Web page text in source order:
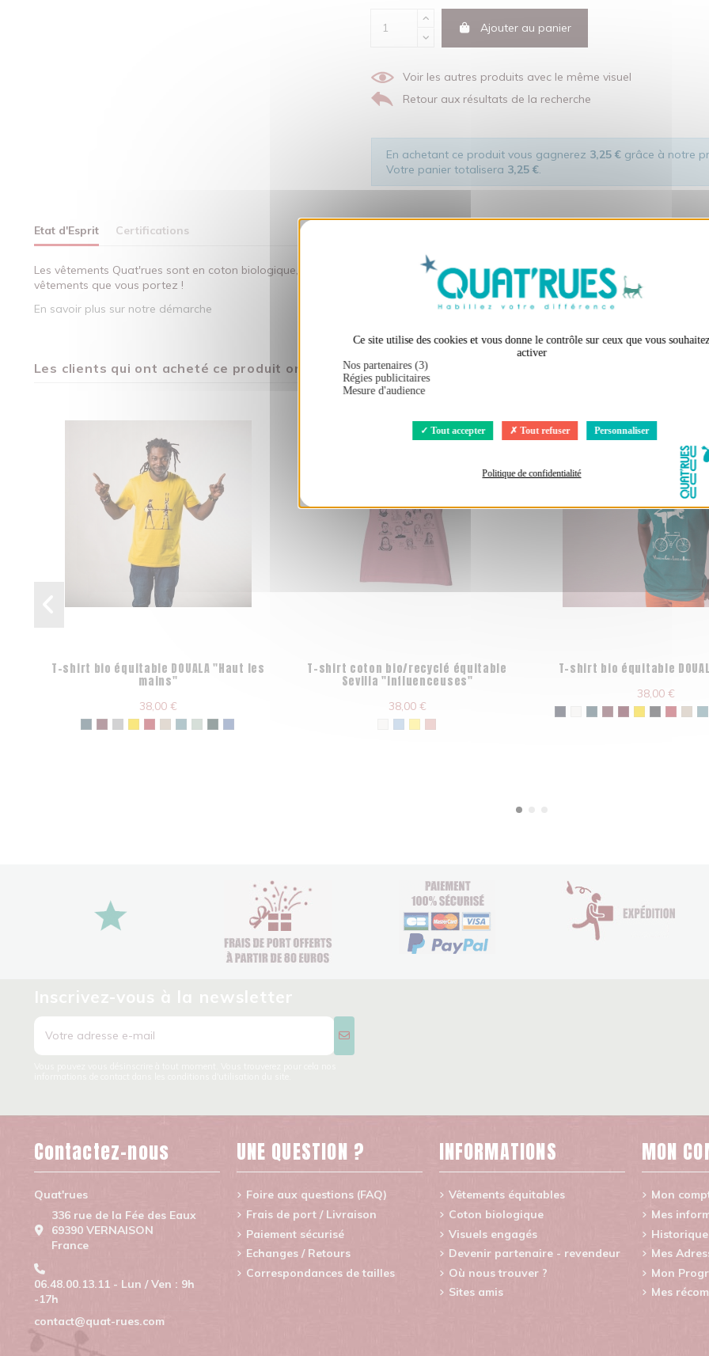
Ce site utilise des cookies et vous donne le contrôle sur ceux que vous
activer
Nos partenaires (3)
Régies publicitaires
Mesure d'audience
Tout accepter Tout refuser Personnaliser
Politique de confidentialité
Ajouter au panier
Voir les autres produits avec le même visuel
Retour aux résultats de la recherche
En achetant ce produit vous gagnerez 3,25 €grâce à notre
Votre panier totalisera 3,25 €.
Etat d'Esprit Certifications
Les vêtements Quat'rues sont en coton biologique, fabriqués dans le respect de l'homme et de son environnement... sans
vêtements que vous portez !
En savoir plus sur notre démarche
Les clients qui ont acheté ce produit ont également acheté :
T-shirt bio équitable DOUALA "Haut les
mains"
38,00 €
T-shirt coton bio/recyclé équitable
Sevilla "Influenceuses"
38,00 €
T-shirt bio équitable
38,00 €
Contactez-nous
Quat'rues
336 rue de la Fée des Eaux
69390 VERNAISON
France
06.48.00.13.11 - Lun / Ven : 9h
-17h
contact@quat-rues.com
UNE QUESTION ?
Foire aux questions (FAQ)
Frais de port / Livraison
Paiement sécurisé
Echanges / Retours
Correspondances de tailles
INFORMATIONS
Vêtements équitables
Coton biologique
Visuels engagés
Devenir partenaire - revendeur
Où nous trouver ?
Sites amis
MON
Mon
Mes
Mes
Mon
Mes